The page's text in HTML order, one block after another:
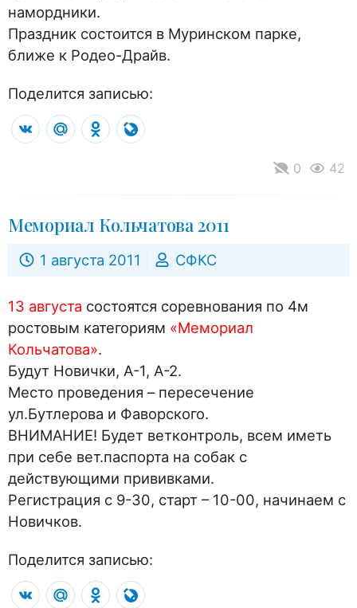
намордники.
Праздник состоится в Муринском парке,
ближе к Родео-Драйв.
Поделится записью:
VK Mail.RuOdnoklassniki
0 42
Мемориал Кольчатова 2011
1 августа 2011 СФКС
13 августа состоятся соревнования по 4м
ростовым категориям «Мемориал
Кольчатова».
Будут Новички, А-1, А-2.
Место проведения – пересечение
ул.Бутлерова и Фаворского.
ВНИМАНИЕ! Будет ветконтроль, всем иметь
при себе вет.паспорта на собак с
действующими прививками.
Регистрация с 9-30, старт – 10-00, начинаем с
Новичков.
Поделится записью:
VK Mail.RuOdnoklassniki